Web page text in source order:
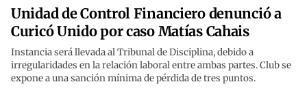
Unidad de Control Financiero denunció a
Curicó Unido por caso Matías Cahais
Instancia será llevada al Tribunal de Disciplina, debido a
irregularidades en la relación laboral entre ambas partes. Club se
expone a una sanción mínima de pérdida de tres puntos.